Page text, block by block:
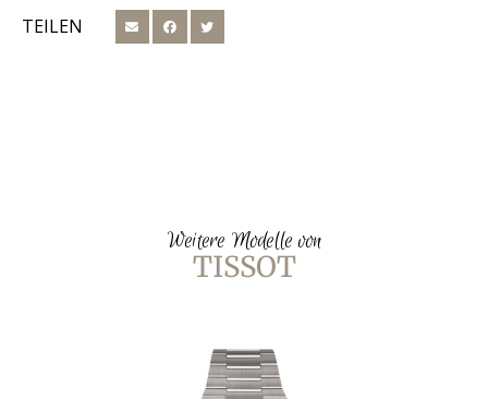
TEILEN
Weitere Modelle von
TISSOT